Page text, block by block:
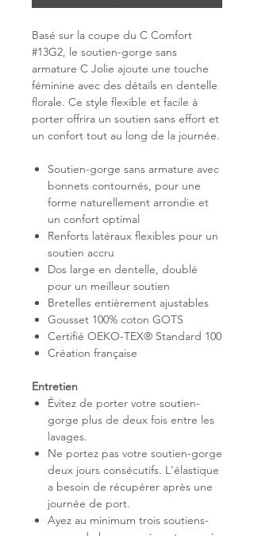
Basé sur la coupe du C Comfort
#13G2, le soutien-gorge sans
armature C Jolie ajoute une touche
féminine avec des détails en dentelle
florale. Ce style flexible et facile à
porter offrira un soutien sans effort et
un confort tout au long de la journée.
Soutien-gorge sans armature avec
bonnets contournés, pour une
forme naturellement arrondie et
un confort optimal
Renforts latéraux flexibles pour un
soutien accru
Dos large en dentelle, doublé
pour un meilleur soutien
Bretelles entièrement ajustables
Gousset 100% coton GOTS
Certifié OEKO-TEX® Standard 100
Création française
Entretien
Évitez de porter votre soutien-
gorge plus de deux fois entre les
lavages.
Ne portez pas votre soutien-gorge
deux jours consécutifs. L'élastique
a besoin de récupérer après une
journée de port.
Ayez au minimum trois soutiens-